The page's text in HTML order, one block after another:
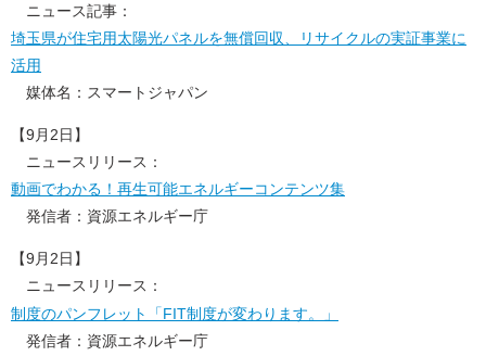
ニュース記事：
埼玉県が住宅用太陽光パネルを無償回収、リサイクルの実証事業に
活用
媒体名：スマートジャパン
【9月2日】
ニュースリリース：
動画でわかる！再生可能エネルギーコンテンツ集
発信者：資源エネルギー庁
【9月2日】
ニュースリリース：
制度のパンフレット「FIT制度が変わります。」
発信者：資源エネルギー庁